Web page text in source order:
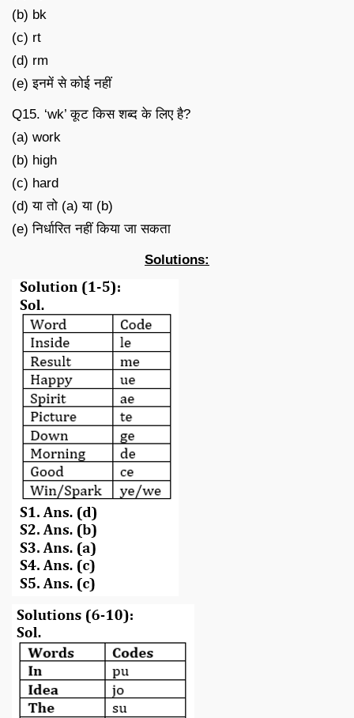
(b) bk
(c) rt
(d) rm
(e) इनमें से कोई नहीं
Q15. ‘wk’ कूट किस शब्द के लिए है?
(a) work
(b) high
(c) hard
(d) या तो (a) या (b)
(e) निर्धारित नहीं किया जा सकता
Solutions: